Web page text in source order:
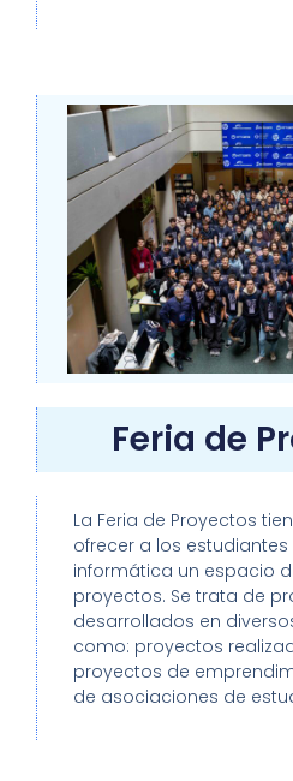
Feria de
La Feria de Proyectos
ofrecer a los
informática un espacio
proyectos. Se trata de
desarrollados en
como: proyectos
proyectos de
de asociaciones de